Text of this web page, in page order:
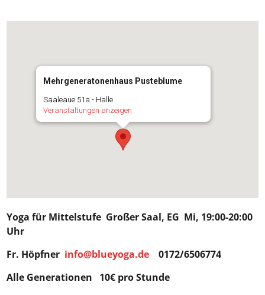
Mehrgeneratonenhaus Pusteblume
Saaleaue 51a - Halle
Veranstaltungen anzeigen
Yoga für Mittelstufe Großer Saal, EG Mi, 19:00-20:00
Uhr
Fr. Höpfner info@blueyoga.de 0172/6506774
Alle Generationen 10€ pro Stunde